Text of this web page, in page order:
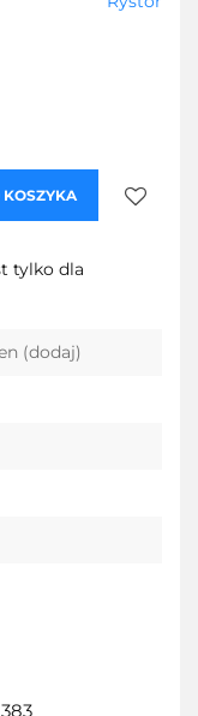
KOSZYKA
tylko dla
(dodaj)